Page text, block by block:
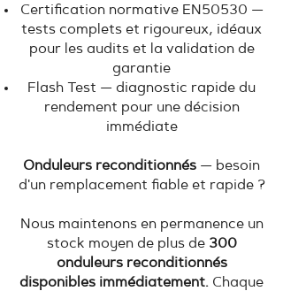
Certification normative EN50530 —
tests complets et rigoureux, idéaux
pour les audits et la validation de
garantie
Flash Test — diagnostic rapide du
rendement pour une décision
immédiate
Onduleurs reconditionnés — besoin
d'un remplacement fiable et rapide ?
Nous maintenons en permanence un
stock moyen de plus de 300
onduleurs reconditionnés
disponibles immédiatement. Chaque